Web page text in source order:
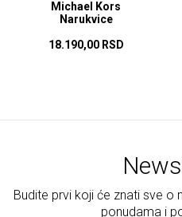
Michael Kors
Narukvice
18.190,00 RSD
Budite prvi koji će znati sve o
ponudama i